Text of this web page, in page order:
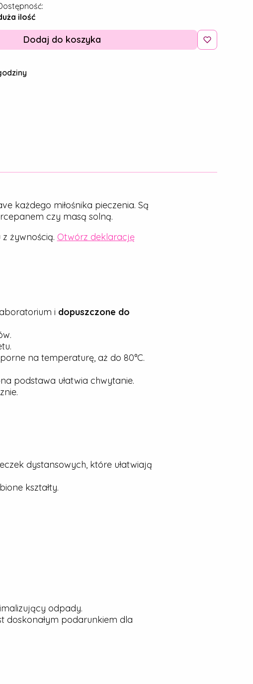
ilość
Dodaj do koszyka
każdego miłośnika pieczenia. Są
czy masą solną.
żywnością. Otwórz deklarację
i dopuszczone do
na temperaturę, aż do 80°C.
podstawa ułatwia chwytanie.
dystansowych, które ułatwiają
kształty.
odpady.
doskonałym podarunkiem dla